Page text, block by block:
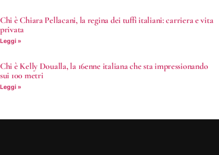
Chi è Chiara Pellacani, la regina dei tuffi italiani: carriera e vita
privata
Leggi »
Chi è Kelly Doualla, la 16enne italiana che sta impressionando
sui 100 metri
Leggi »